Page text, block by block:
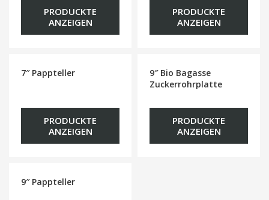
PRODUCKTE
ANZEIGEN
PRODUCKTE
ANZEIGEN
7″ Pappteller
PRODUCKTE
ANZEIGEN
9″ Bio Bagasse
Zuckerrohrplatte
PRODUCKTE
ANZEIGEN
9″ Pappteller